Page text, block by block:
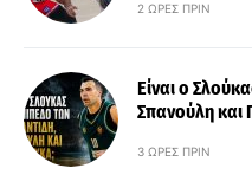
2 ΏΡΕΣ ΠΡΙΝ
Είναι ο
Σπανούλη
3 ΏΡΕΣ ΠΡΙΝ